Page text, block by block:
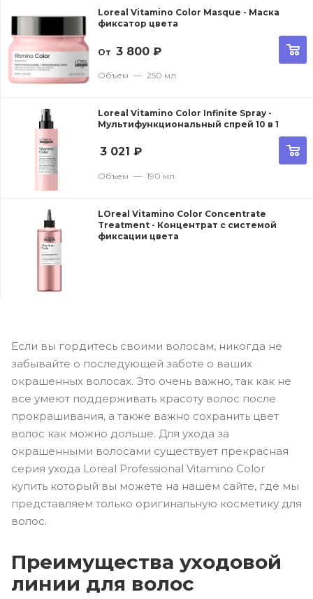
Loreal Vitamino Color Masque - Маска
фиксатор цвета
От 3 800 ₽
Объем — 250 мл
Loreal Vitamino Color Infinite Spray -
Мультифункциональный спрей 10 в 1
3 021 ₽
Объем — 190 мл
LOreal Vitamino Color Concentrate
Treatment - Концентрат с системой
фиксации цвета
Если вы гордитесь своими волосам, никогда не
забывайте о последующей заботе о ваших
окрашенных волосах. Это очень важно, так как не
все умеют поддерживать красоту волос после
прокрашивания, а также важно сохранить цвет
волос как можно дольше. Для ухода за
окрашенными волосами существует прекрасная
серия ухода Loreal Professional Vitamino Color
купить который вы можете на нашем сайте, где мы
представляем только оригинальную косметику для
волос.
Преимущества уходовой
линии для волос